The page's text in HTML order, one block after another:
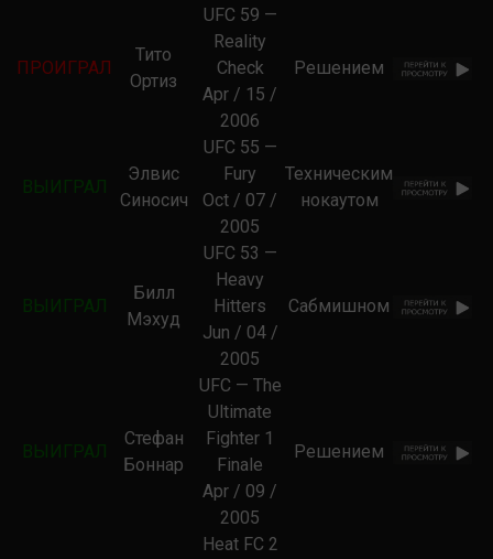
ПРОИГРАЛ
Тито
Ортиз
UFC 59 —
Reality
Check
Apr / 15 /
2006
Решением
ВЫИГРАЛ
Элвис
Синосич
UFC 55 —
Fury
Oct / 07 /
2005
Техническим
нокаутом
ВЫИГРАЛ
Билл
Мэхуд
UFC 53 —
Heavy
Hitters
Jun / 04 /
2005
Сабмишном
ВЫИГРАЛ
Стефан
Боннар
UFC — The
Ultimate
Fighter 1
Finale
Apr / 09 /
2005
Решением
Heat FC 2